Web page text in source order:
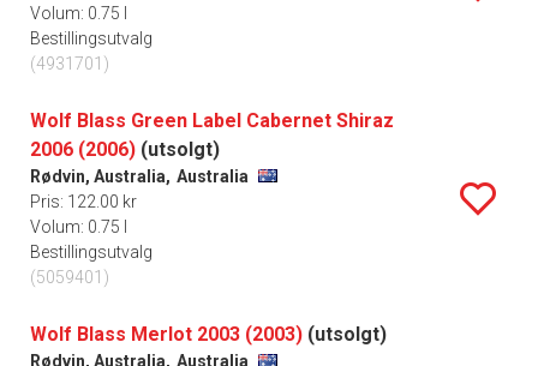
Volum: 0.75 l
Bestillingsutvalg
(4931701)
Wolf Blass Green Label Cabernet Shiraz
2006 (2006) (utsolgt)
Rødvin, Australia, Australia
Pris: 122.00 kr
Volum: 0.75 l
Bestillingsutvalg
(5059401)
Wolf Blass Merlot 2003 (2003) (utsolgt)
Rødvin, Australia, Australia